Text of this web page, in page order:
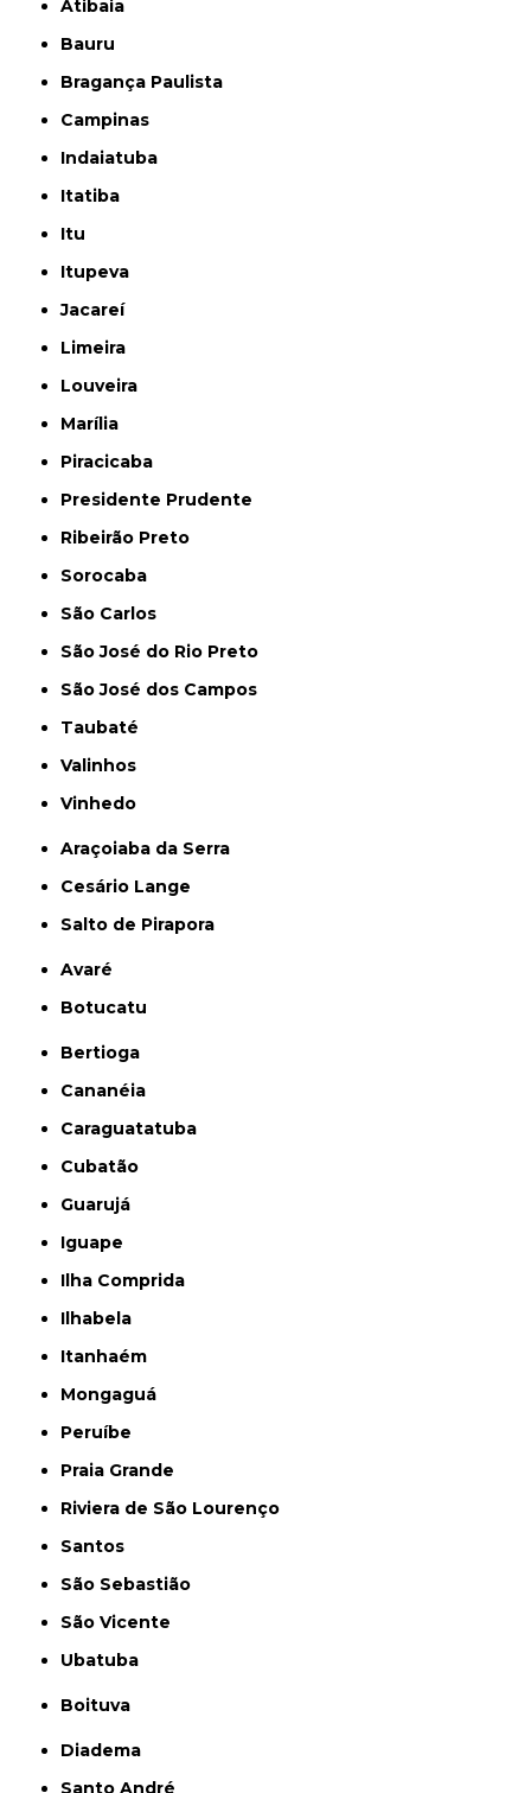
Atibaia
Bauru
Bragança Paulista
Campinas
Indaiatuba
Itatiba
Itu
Itupeva
Jacareí
Limeira
Louveira
Marília
Piracicaba
Presidente Prudente
Ribeirão Preto
Sorocaba
São Carlos
São José do Rio Preto
São José dos Campos
Taubaté
Valinhos
Vinhedo
Araçoiaba da Serra
Cesário Lange
Salto de Pirapora
Avaré
Botucatu
Bertioga
Cananéia
Caraguatatuba
Cubatão
Guarujá
Iguape
Ilha Comprida
Ilhabela
Itanhaém
Mongaguá
Peruíbe
Praia Grande
Riviera de São Lourenço
Santos
São Sebastião
São Vicente
Ubatuba
Boituva
Diadema
Santo André